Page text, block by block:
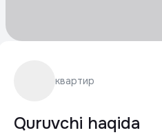
квартир
Quruvchi haqida